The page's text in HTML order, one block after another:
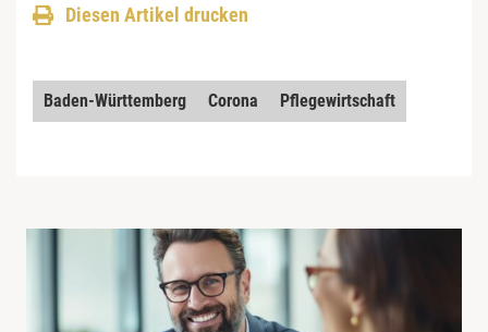
Diesen Artikel drucken
Baden-Württemberg Corona Pflegewirtschaft